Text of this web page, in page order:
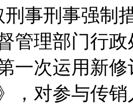
刑事刑事强制
管理部门行
一次运用新
，对参与传